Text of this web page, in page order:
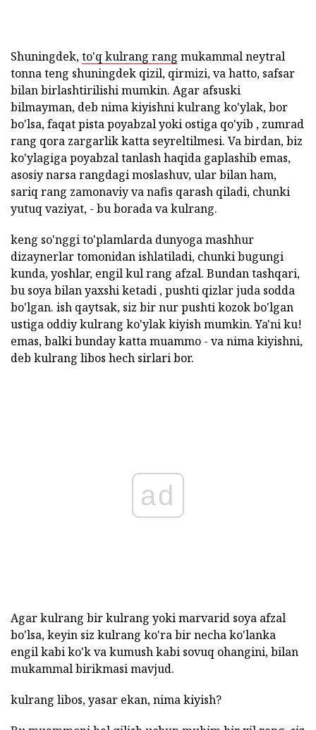
Shuningdek,to'q kulrang rang mukammal neytral
tonna teng shuningdek qizil, qirmizi, va hatto, safsar
bilan birlashtirilishi mumkin. Agar afsuski
bilmayman, deb nima kiyishni kulrang ko'ylak, bor
bo'lsa, faqat pista poyabzal yoki ostiga qo'yib , zumrad
rang qora zargarlik katta seyreltilmesi. Va birdan, biz
ko'ylagiga poyabzal tanlash haqida gaplashib emas,
asosiy narsa rangdagi moslashuv, ular bilan ham,
sariq rang zamonaviy va nafis qarash qiladi, chunki
yutuq vaziyat, - bu borada va kulrang.
keng so'nggi to'plamlarda dunyoga mashhur
dizaynerlar tomonidan ishlatiladi, chunki bugungi
kunda, yoshlar, engil kul rang afzal. Bundan tashqari,
bu soya bilan yaxshi ketadi , pushti qizlar juda sodda
bo'lgan. ish qaytsak, siz bir nur pushti kozok bo'lgan
ustiga oddiy kulrang ko'ylak kiyish mumkin. Ya'ni ku!
emas, balki bunday katta muammo - va nima kiyishni,
deb kulrang libos hech sirlari bor.
ad
Agar kulrang bir kulrang yoki marvarid soya afzal
bo'lsa, keyin siz kulrang ko'ra bir necha ko'lanka
engil kabi ko'k va kumush kabi sovuq ohangini, bilan
mukammal birikmasi mavjud.
kulrang libos, yasar ekan, nima kiyish?